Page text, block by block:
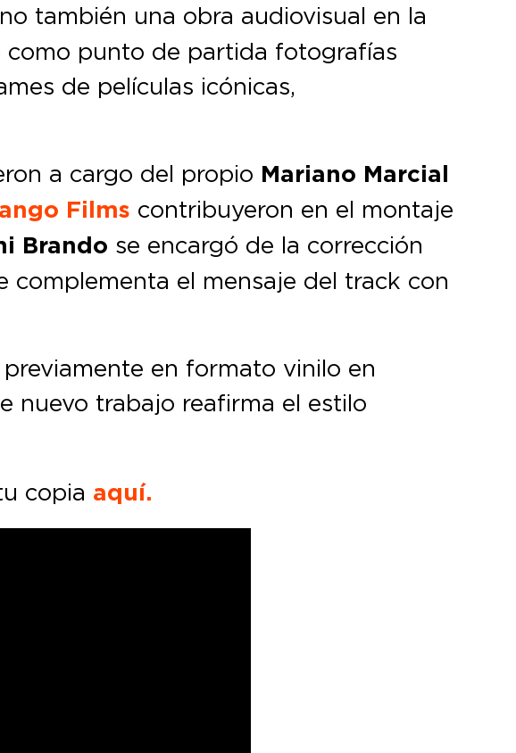
también una obra audiovisual en la
como punto de partida fotografías
de películas icónicas,
a cargo del propio Mariano Marcial
Films contribuyeron en el montaje
Brando se encargó de la corrección
complementa el mensaje del track con
en formato vinilo en
nuevo trabajo reafirma el estilo
copia aquí.